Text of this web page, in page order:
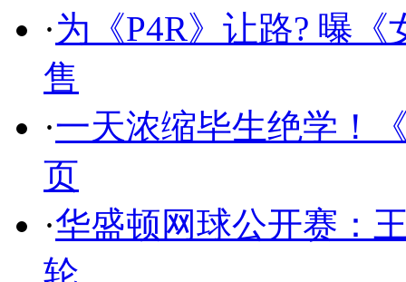
·为《P4R》让路? 曝
售
·一天浓缩毕生绝学！
页
·华盛顿网球公开赛：
轮